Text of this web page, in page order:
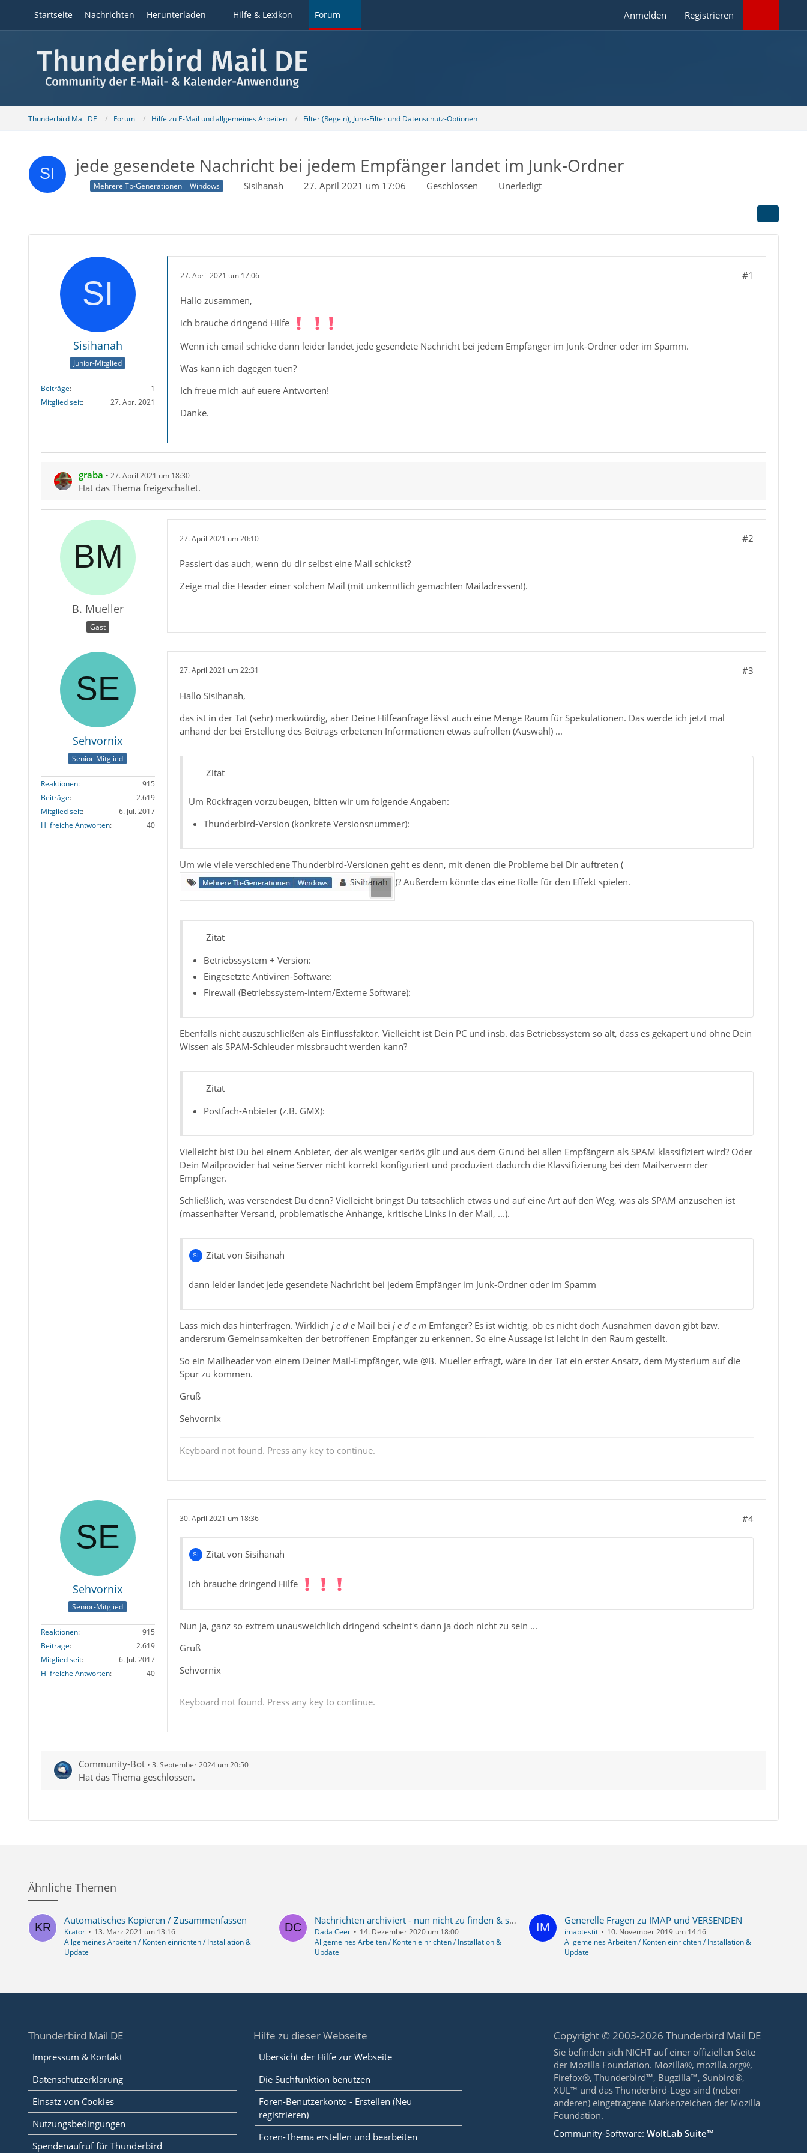
Startseite Nachrichten Herunterladen Hilfe & Lexikon Forum Anmelden Registrieren
Thunderbird Mail DE Forum Hilfe zu E-Mail und allgemeines Arbeiten Filter (Regeln), Junk-Filter und Datenschutz-Optionen
jede gesendete Nachricht bei jedem Empfänger landet im Junk-Ordner
Mehrere Tb-Generationen Windows Sisihanah 27. April 2021 um 17:06 Geschlossen Unerledigt
Sisihanah
Junior-Mitglied
Beiträge
1
Mitglied seit
27. Apr. 2021
27. April 2021 um 17:06 #1
Hallo zusammen,
ich brauche dringend Hilfe
Wenn ich email schicke dann leider landet jede gesendete Nachricht bei jedem Empfänger im Junk-Ordner oder im Spamm.
Was kann ich dagegen tuen?
Ich freue mich auf euere Antworten!
Danke.
graba 27. April 2021 um 18:30
Hat das Thema freigeschaltet.
B. Mueller
Gast
27. April 2021 um 20:10 #2
Passiert das auch, wenn du dir selbst eine Mail schickst?
Zeige mal die Header einer solchen Mail (mit unkenntlich gemachten Mailadressen!).
Sehvornix
Senior-Mitglied
Reaktionen
915
Beiträge
2.619
Mitglied seit
6. Jul. 2017
Hilfreiche Antworten
40
27. April 2021 um 22:31 #3
Hallo Sisihanah,
das ist in der Tat (sehr) merkwürdig, aber Deine Hilfeanfrage lässt auch eine Menge Raum für Spekulationen. Das werde ich jetzt mal
anhand der bei Erstellung des Beitrags erbetenen Informationen etwas aufrollen (Auswahl) ...
Zitat
Um Rückfragen vorzubeugen, bitten wir um folgende Angaben:
Thunderbird-Version (konkrete Versionsnummer):
Um wie viele verschiedene Thunderbird-Versionen geht es denn, mit denen die Probleme bei Dir auftreten (
)? Außerdem könnte das eine Rolle für den Effekt spielen.
Zitat
Betriebssystem + Version:
Eingesetzte Antiviren-Software:
Firewall (Betriebssystem-intern/Externe Software):
Ebenfalls nicht auszuschließen als Einflussfaktor. Vielleicht ist Dein PC und insb. das Betriebssystem so alt, dass es gekapert und ohne Dein
Wissen als SPAM-Schleuder missbraucht werden kann?
Zitat
Postfach-Anbieter (z.B. GMX):
Vielleicht bist Du bei einem Anbieter, der als weniger seriös gilt und aus dem Grund bei allen Empfängern als SPAM klassifiziert wird? Oder
Dein Mailprovider hat seine Server nicht korrekt konfiguriert und produziert dadurch die Klassifizierung bei den Mailservern der
Empfänger.
Schließlich, was versendest Du denn? Vielleicht bringst Du tatsächlich etwas und auf eine Art auf den Weg, was als SPAM anzusehen ist
(massenhafter Versand, problematische Anhänge, kritische Links in der Mail, ...).
Zitat von Sisihanah
dann leider landet jede gesendete Nachricht bei jedem Empfänger im Junk-Ordner oder im Spamm
Lass mich das hinterfragen. Wirklich j e d eMail bei j e d e mEmfänger? Es ist wichtig, ob es nicht doch Ausnahmen davon gibt bzw.
andersrum Gemeinsamkeiten der betroffenen Empfänger zu erkennen. So eine Aussage ist leicht in den Raum gestellt.
So ein Mailheader von einem Deiner Mail-Empfänger, wie @B. Mueller erfragt, wäre in der Tat ein erster Ansatz, dem Mysterium auf die
Spur zu kommen.
Gruß
Sehvornix
Keyboard not found. Press any key to continue.
Sehvornix
Senior-Mitglied
Reaktionen
915
Beiträge
2.619
Mitglied seit
6. Jul. 2017
Hilfreiche Antworten
40
30. April 2021 um 18:36 #4
Zitat von Sisihanah
ich brauche dringend Hilfe
Nun ja, ganz so extrem unausweichlich dringend scheint's dann ja doch nicht zu sein ...
Gruß
Sehvornix
Keyboard not found. Press any key to continue.
Community-Bot 3. September 2024 um 20:50
Hat das Thema geschlossen.
Ähnliche Themen
Automatisches Kopieren / Zusammenfassen
Krator
13. März 2021 um 13:16
Allgemeines Arbeiten / Konten einrichten / Installation &
Update
Nachrichten archiviert - nun nicht zu finden & seitdem alle Mails aus diesem Monat verschwunden
Dada Ceer
14. Dezember 2020 um 18:00
Allgemeines Arbeiten / Konten einrichten / Installation &
Update
Generelle Fragen zu IMAP und VERSENDEN
imaptestit
10. November 2019 um 14:16
Allgemeines Arbeiten / Konten einrichten / Installation &
Update
Thunderbird Mail DE
Impressum & Kontakt
Datenschutzerklärung
Einsatz von Cookies
Nutzungsbedingungen
Spendenaufruf für Thunderbird
Hilfe zu dieser Webseite
Übersicht der Hilfe zur Webseite
Die Suchfunktion benutzen
Foren-Benutzerkonto - Erstellen (Neu
registrieren)
Foren-Thema erstellen und bearbeiten
Copyright © 2003-2026 Thunderbird Mail DE
Sie befinden sich NICHT auf einer offiziellen Seite
der Mozilla Foundation. Mozilla®, mozilla.org®,
Firefox®, Thunderbird™, Bugzilla™, Sunbird®,
XUL™ und das Thunderbird-Logo sind (neben
anderen) eingetragene Markenzeichen der Mozilla
Foundation.
Community-Software:WoltLab Suite™